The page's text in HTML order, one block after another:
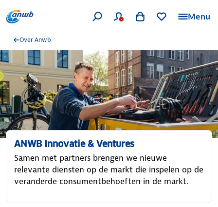
Menu
Over Anwb
ANWB Innovatie & Ventures
Samen met partners brengen we nieuwe
relevante diensten op de markt die inspelen op de
veranderde consumentbehoeften in de markt.